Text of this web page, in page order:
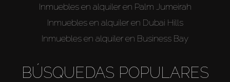
Inmuebles en alquiler en Palm Jumeirah
Inmuebles en alquiler en Dubai Hills
Inmuebles en alquiler en Business Bay
BÚSQUEDAS POPULARES